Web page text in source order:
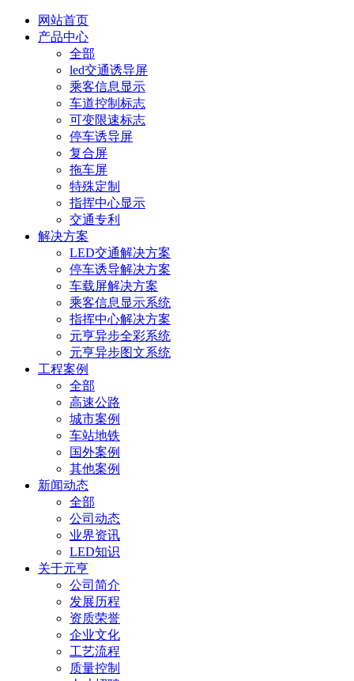
网站首页
产品中心
全部
led交通诱导屏
乘客信息显示
车道控制标志
可变限速标志
停车诱导屏
复合屏
拖车屏
特殊定制
指挥中心显示
交通专利
解决方案
LED交通解决方案
停车诱导解决方案
车载屏解决方案
乘客信息显示系统
指挥中心解决方案
元亨异步全彩系统
元亨异步图文系统
工程案例
全部
高速公路
城市案例
车站地铁
国外案例
其他案例
新闻动态
全部
公司动态
业界资讯
LED知识
关于元亨
公司简介
发展历程
资质荣誉
企业文化
工艺流程
质量控制